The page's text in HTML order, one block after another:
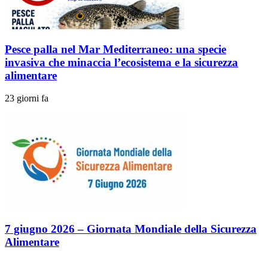
Pesce palla nel Mar Mediterraneo: una specie
invasiva che minaccia l’ecosistema e la sicurezza
alimentare
23 giorni fa
7 giugno 2026 – Giornata Mondiale della Sicurezza
Alimentare